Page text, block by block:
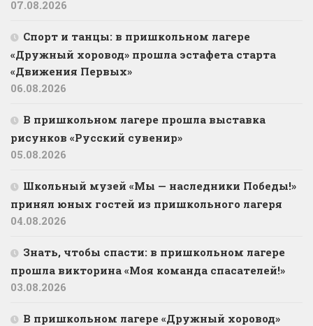
07.08.2026
Спорт и танцы: в пришкольном лагере
«Дружный хоровод» прошла эстафета старта
«Движения Первых»
06.08.2026
В пришкольном лагере прошла выставка
рисунков «Русский сувенир»
05.08.2026
Школьный музей «Мы — наследники Победы!»
принял юных гостей из пришкольного лагеря
04.08.2026
Знать, чтобы спасти: в пришкольном лагере
прошла викторина «Моя команда спасателей!»
03.08.2026
В пришкольном лагере «Дружный хоровод»